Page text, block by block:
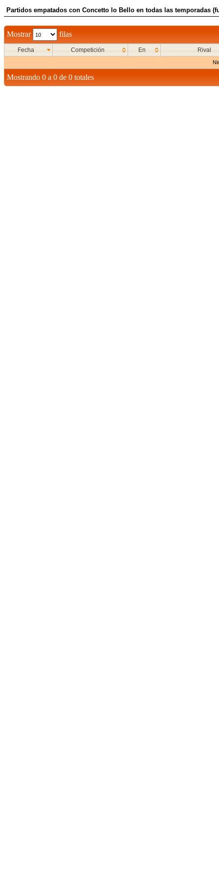
Partidos empatados con Concetto lo Bello en todas las temporadas
Mostrar filas
Fecha Competición En Rival
Mostrando 0 a 0 de 0 totales